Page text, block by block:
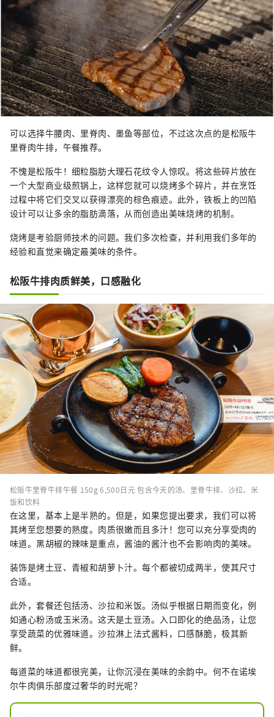
可以选择牛腰肉、里脊肉、墨鱼等部位，不过这次点的是松阪牛
里脊肉牛排，午餐推荐。
不愧是松阪牛！细粒脂肪大理石花纹令人惊叹。将这些碎片放在
一个大型商业级煎锅上，这样您就可以烧烤多个碎片，并在烹饪
过程中将它们交叉以获得漂亮的棕色痕迹。此外，铁板上的凹陷
设计可以让多余的脂肪滴落，从而创造出美味烧烤的机制。
烧烤是考验厨师技术的问题。我们多次检查，并利用我们多年的
经验和直觉来确定最美味的条件。
松阪牛排肉质鲜美，口感融化
松阪牛里脊牛排午餐 150g 6,500日元 包含今天的汤、里脊牛排、沙拉、米
饭和饮料
在这里，基本上是半熟的。但是，如果您提出要求，我们可以将
其烤至您想要的熟度。肉质很嫩而且多汁！您可以充分享受肉的
味道。黑胡椒的辣味是重点，酱油的酱汁也不会影响肉的美味。
装饰是烤土豆、青椒和胡萝卜汁。每个都被切成两半，使其尺寸
合适。
此外，套餐还包括汤、沙拉和米饭。汤似乎根据日期而变化，例
如通心粉汤或玉米汤。这天是土豆汤。入口即化的绝品汤，让您
享受蔬菜的优雅味道。沙拉淋上法式酱料，口感酥脆，极其新
鲜。
每道菜的味道都很完美，让你沉浸在美味的余韵中。何不在诺埃
尔牛肉俱乐部度过奢华的时光呢？